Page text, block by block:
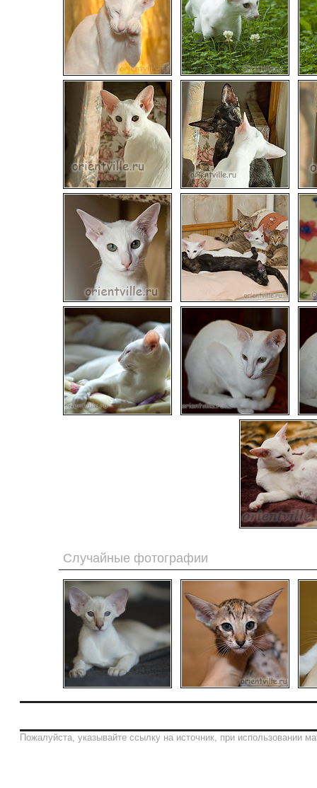
Случайные фотографии
Пожалуйста, указывайте ссылку на источник, при использовании